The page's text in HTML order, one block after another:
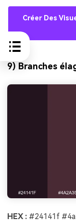
Créer Des
9) Branches
HEX : #24141f